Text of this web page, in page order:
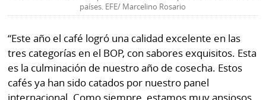
países. EFE/ Marcelino Rosario
“Este año el café logró una calidad excelente en las
tres categorías en el BOP, con sabores exquisitos. Esta
es la culminación de nuestro año de cosecha. Estos
cafés ya han sido catados por nuestro panel